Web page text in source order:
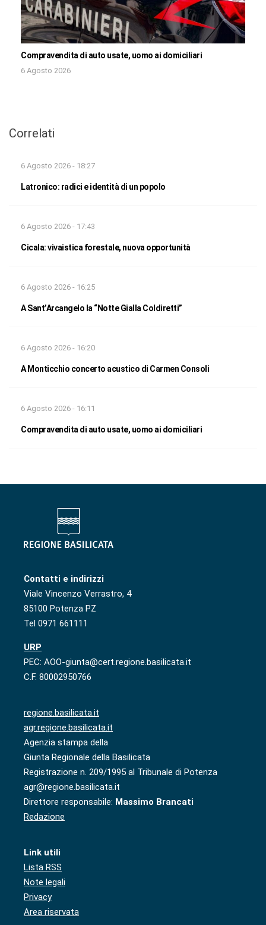
Compravendita di auto usate, uomo ai domiciliari
6 Agosto 2026
Correlati
6 Agosto 2026 - 18:27
Latronico: radici e identità di un popolo
6 Agosto 2026 - 17:43
Cicala: vivaistica forestale, nuova opportunità
6 Agosto 2026 - 16:25
A Sant’Arcangelo la “Notte Gialla Coldiretti”
6 Agosto 2026 - 16:20
A Monticchio concerto acustico di Carmen Consoli
6 Agosto 2026 - 16:11
Compravendita di auto usate, uomo ai domiciliari
Contatti e indirizzi
Viale Vincenzo Verrastro, 4
85100 Potenza PZ
Tel 0971 661111
URP
PEC: AOO-giunta@cert.regione.basilicata.it
C.F. 80002950766
regione.basilicata.it
agr.regione.basilicata.it
Agenzia stampa della
Giunta Regionale della Basilicata
Registrazione n. 209/1995 al Tribunale di Potenza
agr@regione.basilicata.it
Direttore responsabile: Massimo Brancati
Redazione
Link utili
Lista RSS
Note legali
Privacy
Area riservata